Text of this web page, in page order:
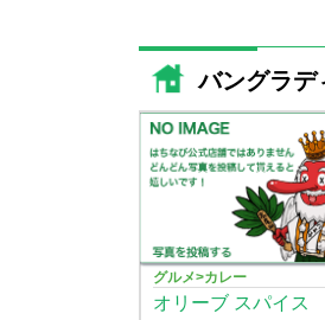
次にセットが運ば
トレーに乗ったサ
ライスはサフラン
カレーは辛さを選
私たちには辛ウマ
チーズナンがも
最後にデザート。
ゼリーのような、
バングラデ
グルメ>カレー
オリーブ スパイス